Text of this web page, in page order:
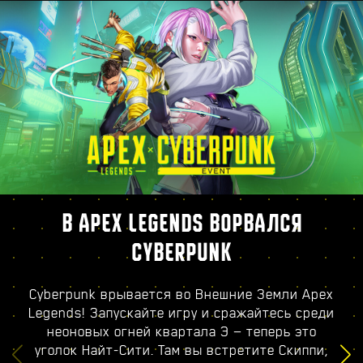
В APEX LEGENDS ВОРВАЛСЯ
CYBERPUNK
Cyberpunk врывается во Внешние Земли Apex
Legends! Запускайте игру и сражайтесь среди
неоновых огней квартала Э — теперь это
уголок Найт-Сити. Там вы встретите Скиппи,